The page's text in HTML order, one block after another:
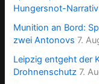
Hungersnot-
Munition an Bord:
zwei Antonovs 7.
Leipzig entgeht der
Drohnenschutz 7.